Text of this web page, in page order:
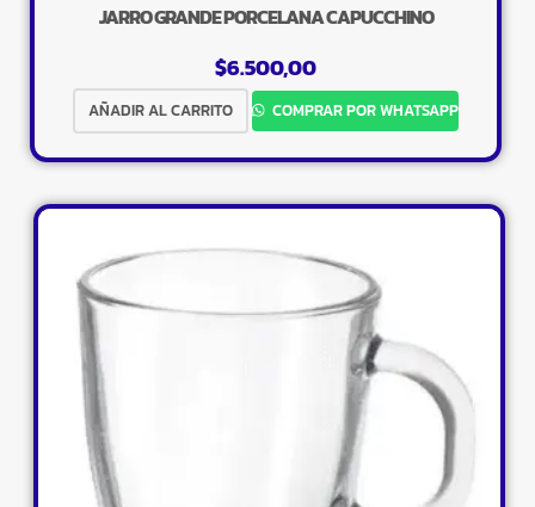
JARRO GRANDE PORCELANA CAPUCCHINO
$6.500,00
AÑADIR AL CARRITO COMPRAR POR WHATSAPP